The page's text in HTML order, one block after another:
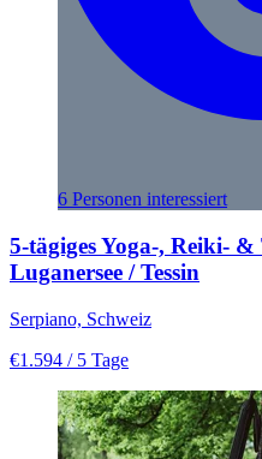
6 Personen interessiert
5-tägiges Yoga-, Reiki-
Luganersee / Tessin
Serpiano, Schweiz
€1.594 / 5 Tage